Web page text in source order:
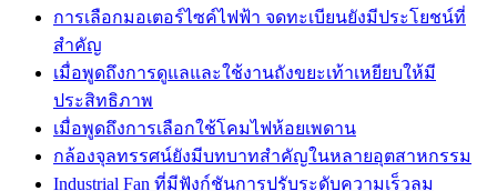
การเลือกมอเตอร์ไซค์ไฟฟ้า จดทะเบียนยังมีประโยชน์ที่
สำคัญ
เมื่อพูดถึงการดูแลและใช้งานถังขยะเท้าเหยียบให้มี
ประสิทธิภาพ
เมื่อพูดถึงการเลือกใช้โคมไฟห้อยเพดาน
กล้องจุลทรรศน์ยังมีบทบาทสำคัญในหลายอุตสาหกรรม
Industrial Fan ที่มีฟังก์ชันการปรับระดับความเร็วลม